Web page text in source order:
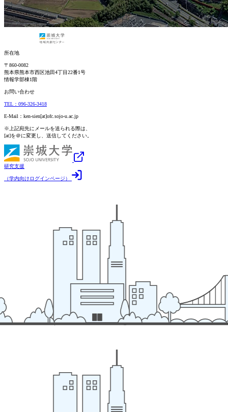
所在地
〒860-0082
熊本県熊本市西区池田4丁目22番1号
情報学部棟1階
お問い合わせ
TEL：096-326-3418
E-Mail：ken-sien[at]ofc.sojo-u.ac.jp
※上記宛先にメールを送られる際は、
[at]を＠に変更し、送信してください。
研究支援
（学内向けログインページ）